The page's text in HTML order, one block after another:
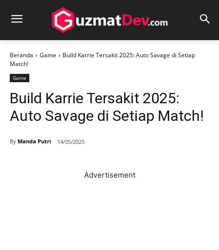
Beranda Game
Build Karrie Tersakit 2025: Auto Savage di Setiap
Match!
Game
Build Karrie Tersakit 2025:
Auto Savage di Setiap Match!
By Manda Putri 14/05/2025
Advertisement